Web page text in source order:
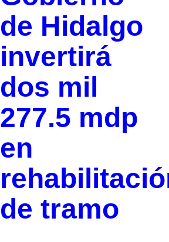
de Hidalgo
invertirá
dos mil
277.5 mdp
en
de tramo